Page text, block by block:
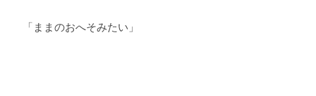
「ままのおへそみたい」